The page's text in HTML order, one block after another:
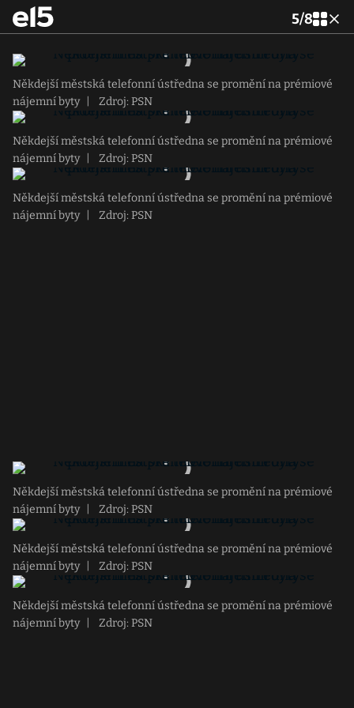
5/8
Někdejší městská telefonní ústředna se promění na prémiové
nájemní byty
Zdroj: PSN
Někdejší městská telefonní ústředna se promění na prémiové
nájemní byty
Zdroj: PSN
Někdejší městská telefonní ústředna se promění na prémiové
nájemní byty
Zdroj: PSN
Někdejší městská telefonní ústředna se promění na prémiové
nájemní byty
Zdroj: PSN
Někdejší městská telefonní ústředna se promění na prémiové
nájemní byty
Zdroj: PSN
Někdejší městská telefonní ústředna se promění na prémiové
nájemní byty
Zdroj: PSN